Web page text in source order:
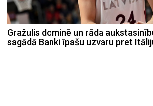
Gražulis dominē un rāda
sagādā Banki īpašu uzvaru pret